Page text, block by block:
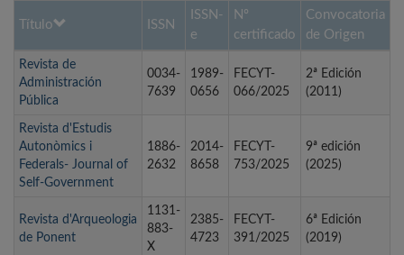
Título ISSN
ISSN-
e
Nº
certificado
Convocatoria
de Origen
Revista de
Administración
Pública
0034-
7639
1989-
0656
FECYT-
066/2025
2ª Edición
(2011)
Revista d'Estudis
Autonòmics i
Federals- Journal of
Self-Government
1886-
2632
2014-
8658
FECYT-
753/2025
9ª edición
(2025)
Revista d'Arqueologia
de Ponent
1131-
883-
X
2385-
4723
FECYT-
391/2025
6ª Edición
(2019)